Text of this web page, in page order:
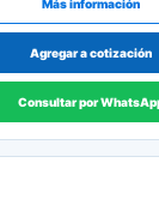
Más información
Agregar a cotización
Consultar por